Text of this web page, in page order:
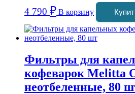
4 790 ₽ В корзину
Фильтры для
кофеварок Melitta
неотбеленные, 80